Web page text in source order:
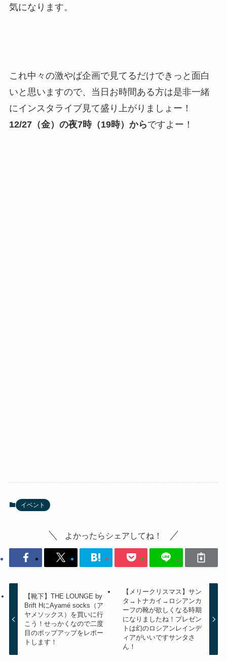
気になります。
これ中々の激やば企画で見てるだけできっと面白
いと思いますので、当日お時間ある方は是非一緒
にインスタライブ見て盛り上がりましょー！
12/27（金）の夜7時（19時）からですよー！
イベント
よかったらシェアしてね！
【靴下】THE LOUNGE by
Brift HにAyamé socks（ア
ヤメソックス）を買いに行
こう！せっかくなので二度
目のポップアップをレポー
トします！
【メリークリスマス】サン
タ→トナカイ→ロシアンカ
ーフの靴が欲しくなる時期
になりましたね！プレゼン
トは幻のロシアンレインデ
ィアがいいですサンタさ
ん！